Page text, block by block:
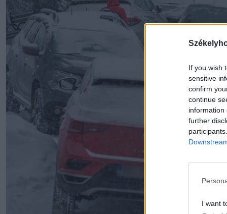
If you wish
sensitive
confirm
continue
information
further
I want